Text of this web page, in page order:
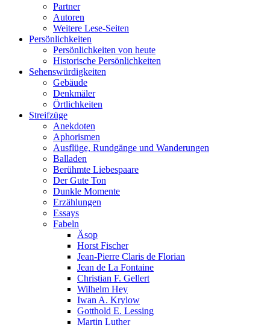
Partner
Autoren
Weitere Lese-Seiten
Persönlichkeiten
Persönlichkeiten von heute
Historische Persönlichkeiten
Sehenswürdigkeiten
Gebäude
Denkmäler
Örtlichkeiten
Streifzüge
Anekdoten
Aphorismen
Ausflüge, Rundgänge und Wanderungen
Balladen
Berühmte Liebespaare
Der Gute Ton
Dunkle Momente
Erzählungen
Essays
Fabeln
Äsop
Horst Fischer
Jean-Pierre Claris de Florian
Jean de La Fontaine
Christian F. Gellert
Wilhelm Hey
Iwan A. Krylow
Gotthold E. Lessing
Martin Luther